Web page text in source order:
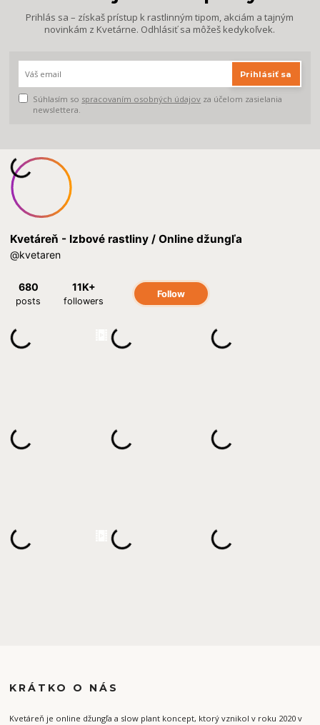
Prihlás sa – získaš prístup k rastlinným tipom, akciám a tajným
novinkám z Kvetárne. Odhlásiť sa môžeš kedykoľvek.
Prihlásiť sa
Súhlasím so spracovaním osobných údajov za účelom zasielania
newslettera.
KRÁTKO O NÁS
Kvetáreň je online džungľa a slow plant koncept, ktorý vznikol v roku 2020 v